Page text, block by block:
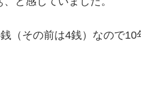
（その前は4銭）なので10